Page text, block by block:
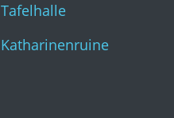
Tafelhalle
Katharinenruine